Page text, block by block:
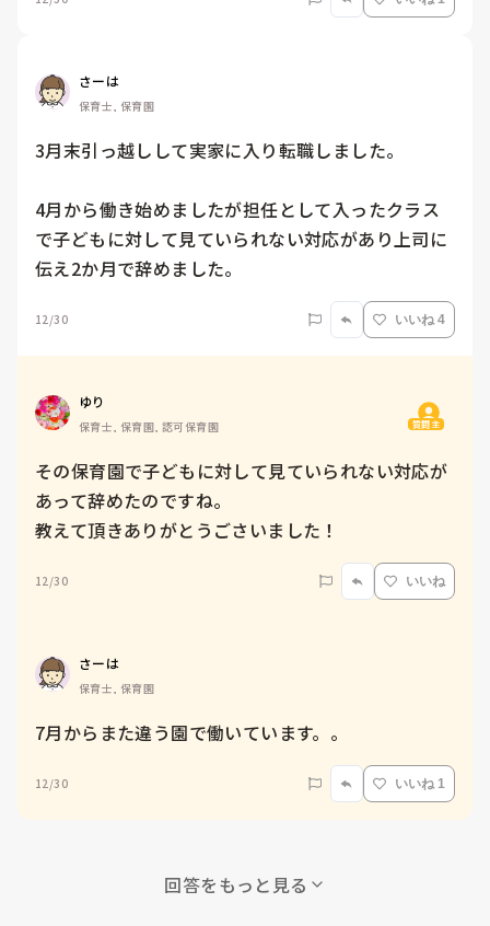
さーは
保育士, 保育園
3月末引っ越しして実家に入り転職しました。
4月から働き始めましたが担任として入ったクラス
で子どもに対して見ていられない対応があり上司に
伝え2か月で辞めました。
12/30 いいね 4
ゆり
保育士, 保育園, 認可保育園 質問主
その保育園で子どもに対して見ていられない対応が
あって辞めたのですね。
12/30 いいね
さーは
保育士, 保育園
7月からまた違う園で働いています。。
12/30 いいね 1
回答をもっと見る